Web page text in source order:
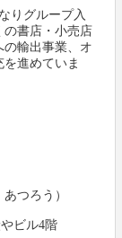
りグループ入
の書店・小売店
輸出事業、オ
進めていま
つろう）
ビル4階